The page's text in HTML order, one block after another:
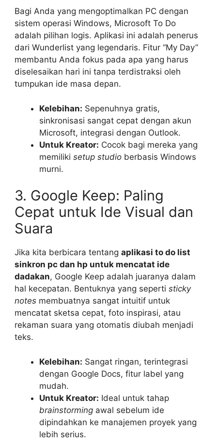
Bagi Anda yang mengoptimalkan PC dengan
sistem operasi Windows, Microsoft To Do
adalah pilihan logis. Aplikasi ini adalah penerus
dari Wunderlist yang legendaris. Fitur “My Day”
membantu Anda fokus pada apa yang harus
diselesaikan hari ini tanpa terdistraksi oleh
tumpukan ide masa depan.
Kelebihan: Sepenuhnya gratis,
sinkronisasi sangat cepat dengan akun
Microsoft, integrasi dengan Outlook.
Untuk Kreator: Cocok bagi mereka yang
memiliki setup studio berbasis Windows
murni.
3. Google Keep: Paling
Cepat untuk Ide Visual dan
Suara
Jika kita berbicara tentang aplikasi to do list
sinkron pc dan hp untuk mencatat ide
dadakan, Google Keep adalah juaranya dalam
hal kecepatan. Bentuknya yang seperti sticky
notes membuatnya sangat intuitif untuk
mencatat sketsa cepat, foto inspirasi, atau
rekaman suara yang otomatis diubah menjadi
teks.
Kelebihan: Sangat ringan, terintegrasi
dengan Google Docs, fitur label yang
mudah.
Untuk Kreator: Ideal untuk tahap
brainstorming awal sebelum ide
dipindahkan ke manajemen proyek yang
lebih serius.